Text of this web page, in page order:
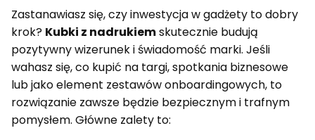
Zastanawiasz się, czy inwestycja w gadżety to dobry
krok? Kubki z nadrukiemskutecznie budują
pozytywny wizerunek i świadomość marki. Jeśli
wahasz się, co kupić na targi, spotkania biznesowe
lub jako element zestawów onboardingowych, to
rozwiązanie zawsze będzie bezpiecznym i trafnym
pomysłem. Główne zalety to: